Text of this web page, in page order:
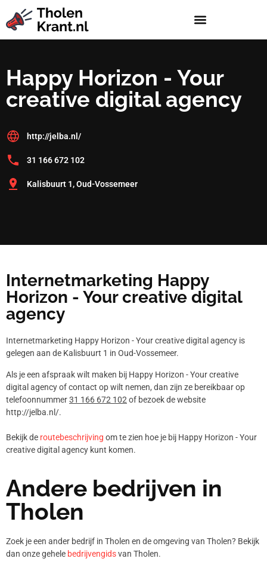
Happy Horizon - Your
creative digital agency
http://jelba.nl/
31 166 672 102
Kalisbuurt 1, Oud-Vossemeer
Internetmarketing Happy
Horizon - Your creative digital
agency
Internetmarketing Happy Horizon - Your creative digital agency is
gelegen aan de Kalisbuurt 1 in Oud-Vossemeer.
Als je een afspraak wilt maken bij Happy Horizon - Your creative
digital agency of contact op wilt nemen, dan zijn ze bereikbaar op
telefoonnummer31 166 672 102 of bezoek de website
http://jelba.nl/.
Bekijk de routebeschrijving om te zien hoe je bij Happy Horizon - Your
creative digital agency kunt komen.
Andere bedrijven in
Tholen
Zoek je een ander bedrijf in Tholen en de omgeving van Tholen? Bekijk
dan onze gehele bedrijvengidsvan Tholen.